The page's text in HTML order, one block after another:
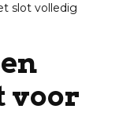
slot volledig
voor